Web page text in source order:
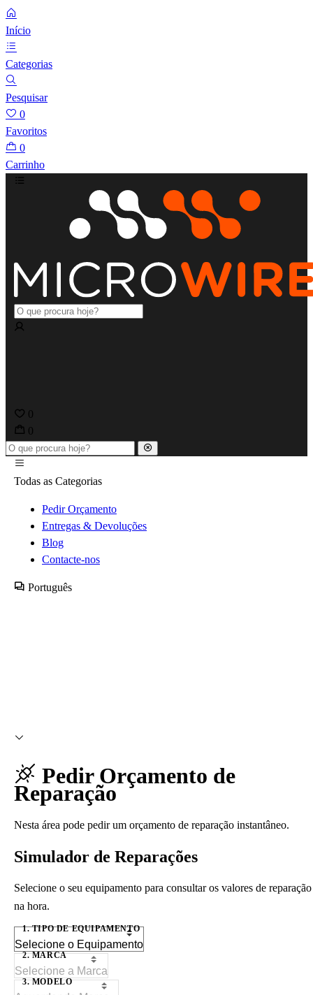
Início
Categorias
Pesquisar
0
Favoritos
0
Carrinho
0
0
Todas as Categorias
Pedir Orçamento
Entregas & Devoluções
Blog
Contacte-nos
Português
Pedir Orçamento de
Reparação
Nesta área pode pedir um orçamento de reparação instantâneo.
Simulador de Reparações
Selecione o seu equipamento para consultar os valores de reparação
na hora.
1. TIPO DE EQUIPAMENTO
2. MARCA
3. MODELO